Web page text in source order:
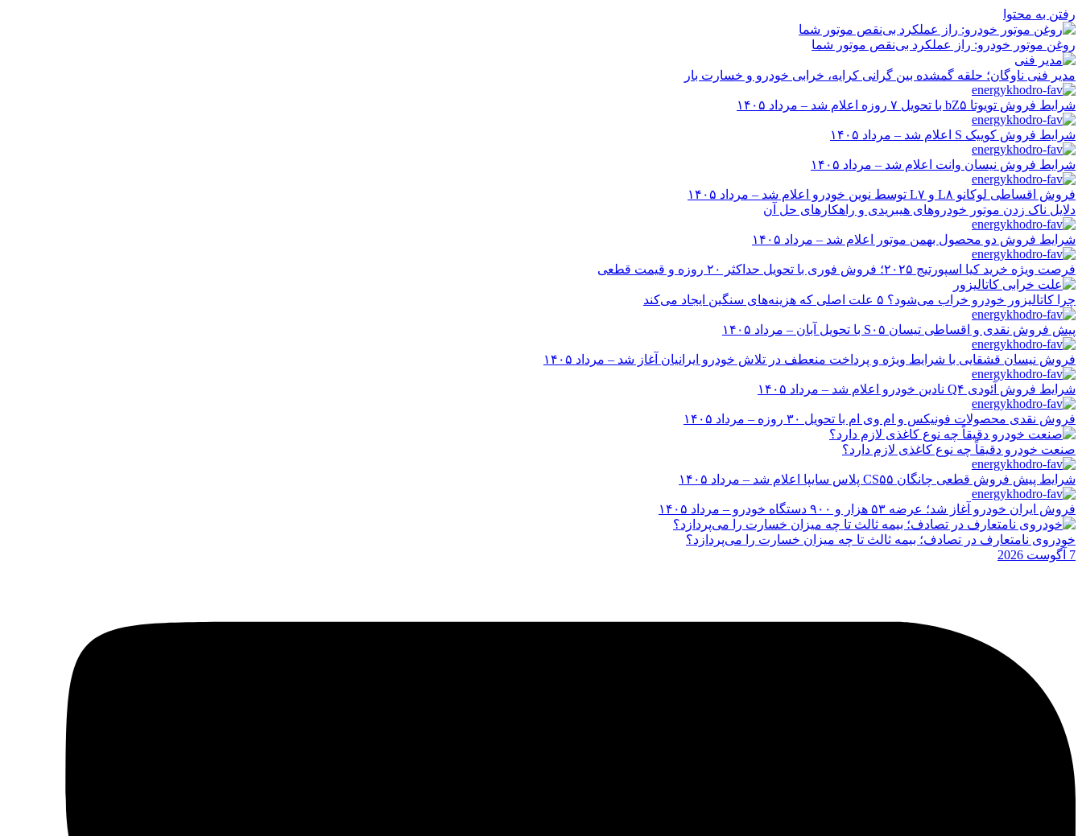
رفتن به محتوا
روغن موتور خودرو: راز عملکرد بی‌نقص موتور شما
مدیر فنی ناوگان؛ حلقه گمشده بین گرانی کرایه، خرابی خودرو و خسارت بار
شرایط فروش تویوتا bZ۵ با تحویل ۷ روزه اعلام شد – مرداد ۱۴۰۵
شرایط فروش کوییک S اعلام شد – مرداد ۱۴۰۵
شرایط فروش نیسان وانت اعلام شد – مرداد ۱۴۰۵
فروش اقساطی لوکانو L۸ و L۷ توسط نوین خودرو اعلام شد – مرداد ۱۴۰۵
دلایل ناک زدن موتور خودروهای هیبریدی و راهکارهای حل آن
شرایط فروش دو محصول بهمن موتور اعلام شد – مرداد ۱۴۰۵
فرصت ویژه خرید کیا اسپورتیج ۲۰۲۵؛ فروش فوری با تحویل حداکثر ۲۰ روزه و قیمت قطعی
چرا کاتالیزور خودرو خراب می‌شود؟ ۵ علت اصلی که هزینه‌های سنگین ایجاد می‌کند
پیش فروش نقدی و اقساطی تیسان S۰۵ با تحویل آبان – مرداد ۱۴۰۵
فروش نیسان قشقایی با شرایط ویژه و پرداخت منعطف در تلاش خودرو ایرانیان آغاز شد – مرداد ۱۴۰۵
شرایط فروش آئودی Q۴ نادین خودرو اعلام شد – مرداد ۱۴۰۵
فروش نقدی محصولات فونیکس و ام وی ام با تحویل ۳۰ روزه – مرداد ۱۴۰۵
صنعت خودرو دقیقاً چه نوع کاغذی لازم دارد؟
شرایط پیش فروش قطعی چانگان CS۵۵ پلاس سایپا اعلام شد – مرداد ۱۴۰۵
فروش ایران خودرو آغاز شد؛ عرضه ۵۳ هزار و ۹۰۰ دستگاه خودرو – مرداد ۱۴۰۵
خودروی نامتعارف در تصادف؛ بیمه ثالث تا چه میزان خسارت را می‌پردازد؟
7 آگوست 2026